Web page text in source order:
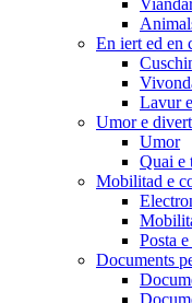
En iert ed en
Lavur
Umor e
Umor
Quai e
Mobilitad e
Posta
Documents